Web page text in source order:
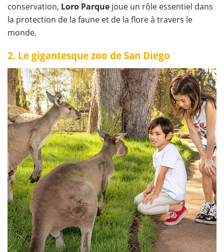
conservation, Loro Parque joue un rôle essentiel dans
la protection de la faune et de la flore à travers le
monde.
2. Le gigantesque zoo de San Diego